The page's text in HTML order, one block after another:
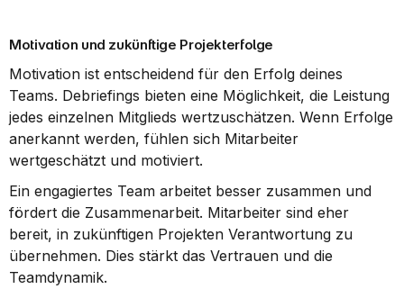
Motivation und zukünftige Projekterfolge
Motivation ist entscheidend für den Erfolg deines
Teams. Debriefings bieten eine Möglichkeit, die Leistung
jedes einzelnen Mitglieds wertzuschätzen. Wenn Erfolge
anerkannt werden, fühlen sich Mitarbeiter
wertgeschätzt und motiviert.
Ein engagiertes Team arbeitet besser zusammen und
fördert die Zusammenarbeit. Mitarbeiter sind eher
bereit, in zukünftigen Projekten Verantwortung zu
übernehmen. Dies stärkt das Vertrauen und die
Teamdynamik.